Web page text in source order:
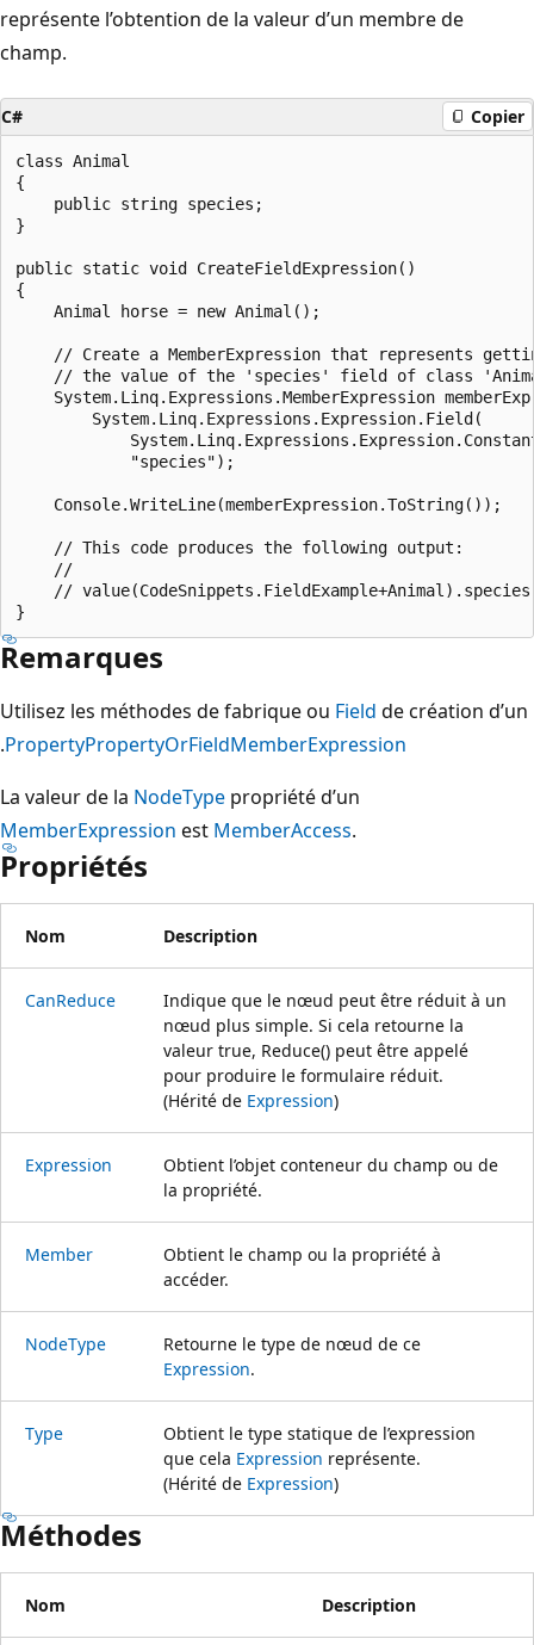
représente l’obtention de la valeur d’un membre de
champ.
C# Copier
class Animal
{
    public string species;
}
public static void CreateFieldExpression()
{
    Animal horse = new Animal();
// Create a MemberExpression that represents
// the value of the 'species' field of class
System.Linq.Expressions.MemberExpression
        System.Linq.Expressions.Expression.Field(
            "species");
    Console.WriteLine(memberExpression.ToString());
    // This code produces the following output:
    //
    // value(CodeSnippets.FieldExample+Animal).species
Remarques
Utilisez les méthodes de fabrique ou Field de création d’un
.PropertyPropertyOrFieldMemberExpression
La valeur de la NodeType propriété d’un
MemberExpression est MemberAccess.
Propriétés
Nom Description
CanReduce
Indique que le nœud peut être réduit à un
nœud plus simple. Si cela retourne la
valeur true, Reduce() peut être appelé
pour produire le formulaire réduit.
(Hérité de Expression)
Expression
Obtient l’objet conteneur du champ ou de
la propriété.
Member
Obtient le champ ou la propriété à
accéder.
NodeType
Retourne le type de nœud de ce
Expression.
Type
Obtient le type statique de l’expression
que cela Expression représente.
(Hérité de Expression)
Méthodes
Nom Description